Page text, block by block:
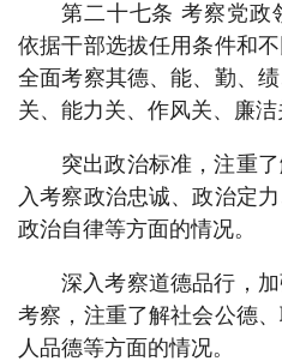
第二十七条 考察党政
依据干部选拔任用条件和
全面考察其德、能、勤、
关、能力关、作风关、廉洁
突出政治标准，注重
入考察政治忠诚、政治定
政治自律等方面的情况。
深入考察道德品行，
考察，注重了解社会公德
人品德等方面的情况。